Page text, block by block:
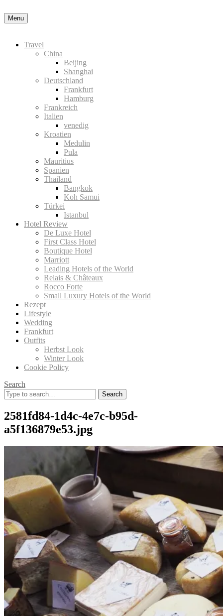
Menu
Travel
China
Beijing
Shanghai
Deutschland
Frankfurt
Hamburg
Frankreich
Italien
venedig
Kroatien
Medulin
Pula
Mauritius
Spanien
Thailand
Bangkok
Koh Samui
Türkei
Istanbul
Hotel Review
De Luxe Hotel
First Class Hotel
Boutique Hotel
Marriott
Leading Hotels of the World
Relais & Châteaux
Rocco Forte
Small Luxury Hotels of the World
Rezept
Lifestyle
Wedding
Frankfurt
Outfits
Herbst Look
Winter Look
Cookie Policy
Search
Search
for:
2581fd84-1d4c-4e7c-b95d-
a5f136879e53.jpg
Datenschutzerklärung